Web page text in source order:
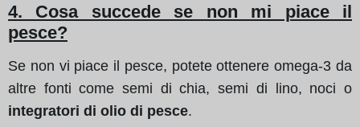
4. Cosa succede se non mi piace il
pesce?
Se non vi piace il pesce, potete ottenere omega-3 da
altre fonti come semi di chia, semi di lino, noci o
integratori di olio di pesce.